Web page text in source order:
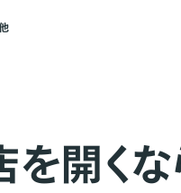
を開くな